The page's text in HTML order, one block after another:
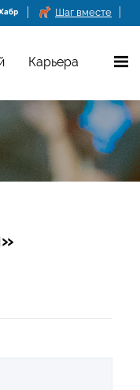
Шаг вместе
Карьера